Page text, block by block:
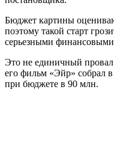
Бюджет картины
поэтому такой старт
серьезными
Это не единичный провал
его фильм «Эйр» собрал
при бюджете в 90 млн.